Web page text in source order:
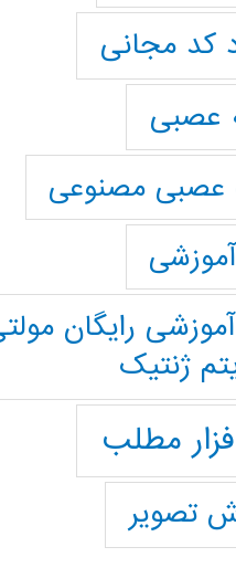
کد مجانی
عصبی
عصبی مصنوعی
رایگان
ژنتیک
مطلب
تصویر